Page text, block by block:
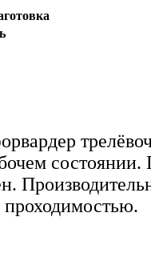
состоянии.
проходимостью.